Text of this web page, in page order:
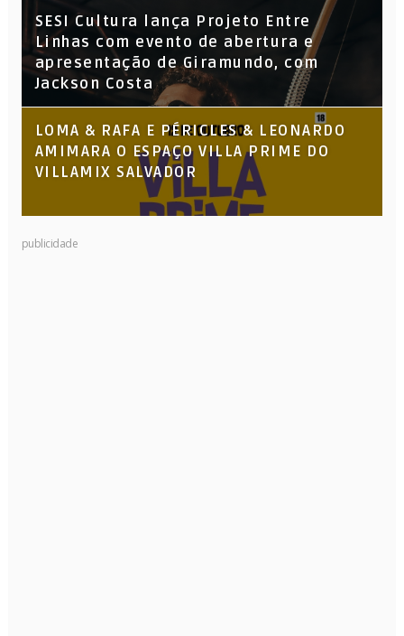
SESI Cultura lança Projeto Entre
Linhas com evento de abertura e
apresentação de Giramundo, com
Jackson Costa
LOMA & RAFA E PÉRICLES & LEONARDO
AMIMARA O ESPAÇO VILLA PRIME DO
VILLAMIX SALVADOR
publicidade